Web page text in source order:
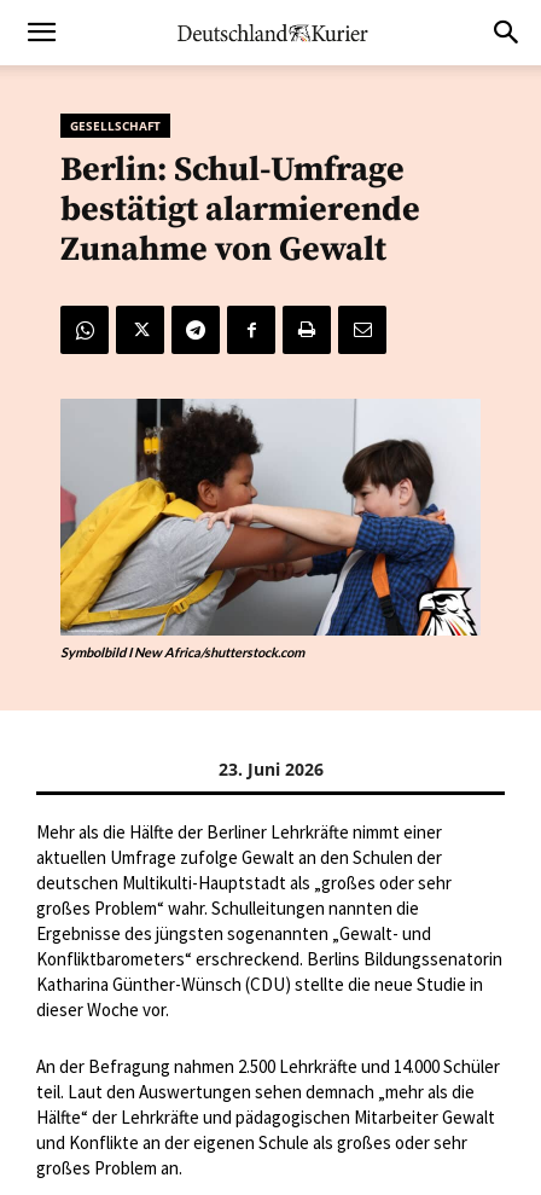
GESELLSCHAFT
Berlin: Schul-Umfrage
bestätigt alarmierende
Zunahme von Gewalt
Symbolbild I New Africa/shutterstock.com
23. Juni 2026
Mehr als die Hälfte der Berliner Lehrkräfte nimmt einer
aktuellen Umfrage zufolge Gewalt an den Schulen der
deutschen Multikulti-Hauptstadt als „großes oder sehr
großes Problem“ wahr. Schulleitungen nannten die
Ergebnisse des jüngsten sogenannten „Gewalt- und
Konfliktbarometers“ erschreckend. Berlins Bildungssenatorin
Katharina Günther-Wünsch (CDU) stellte die neue Studie in
dieser Woche vor.
An der Befragung nahmen 2.500 Lehrkräfte und 14.000 Schüler
teil. Laut den Auswertungen sehen demnach „mehr als die
Hälfte“ der Lehrkräfte und pädagogischen Mitarbeiter Gewalt
und Konflikte an der eigenen Schule als großes oder sehr
großes Problem an.